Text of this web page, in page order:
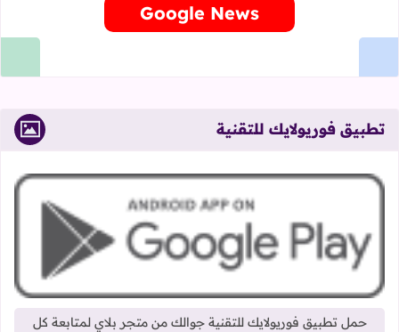
Google News
تطبيق فوريولايك للتقنية
حمل تطبيق فوريولايك للتقنية جوالك من متجر بلاي لمتابعة كل